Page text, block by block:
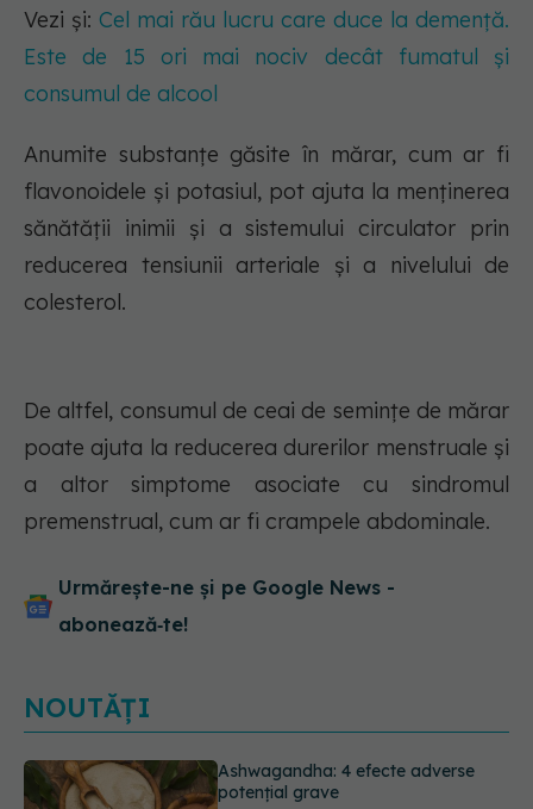
Vezi și: Cel mai rău lucru care duce la demență.
Este de 15 ori mai nociv decât fumatul și
consumul de alcool
Anumite substanțe găsite în mărar, cum ar fi
flavonoidele și potasiul, pot ajuta la menținerea
sănătății inimii și a sistemului circulator prin
reducerea tensiunii arteriale și a nivelului de
colesterol.
De altfel, consumul de ceai de semințe de mărar
poate ajuta la reducerea durerilor menstruale și
a altor simptome asociate cu sindromul
premenstrual, cum ar fi crampele abdominale.
Urmărește-ne și pe Google News -
abonează‑te!
NOUTĂȚI
EXCLUSIV Ce grăbește apariția